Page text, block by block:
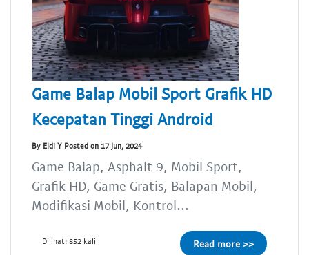
Game Balap Mobil Sport Grafik HD
Kecepatan Tinggi Android
By Eldi Y Posted on 17 Jun, 2024
Game Balap, Asphalt 9, Mobil Sport,
Grafik HD, Game Gratis, Balapan Mobil,
Modifikasi Mobil, Kontrol...
Dilihat: 852 kali Read more >>